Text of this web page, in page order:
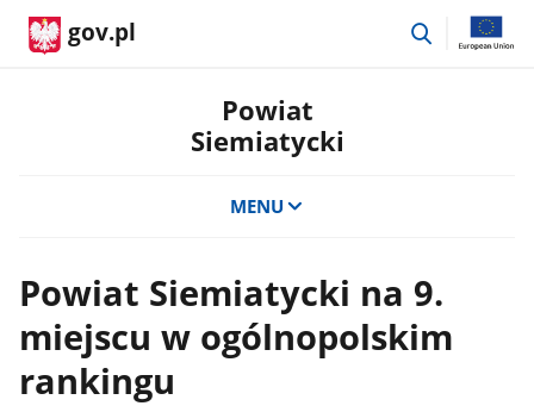
gov.pl
przejdź
Powiat
Siemiatycki
MENU
Powiat Siemiatycki na 9.
miejscu w ogólnopolskim
rankingu